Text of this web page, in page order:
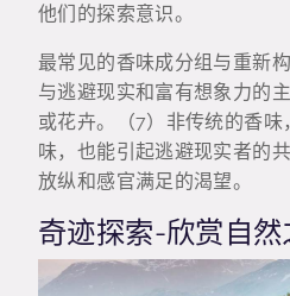
他们的探索意识。
最常见的香味成分组与重新
与逃避现实和富有想象力的
或花卉。（7）非传统的香
味，也能引起逃避现实者的
放纵和感官满足的渴望。
奇迹探索-欣赏自然